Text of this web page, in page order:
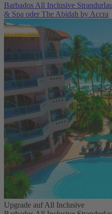
Barbados All Inclusive
& Spa oder The Abidah by Accra
Upgrade auf All Inclusive